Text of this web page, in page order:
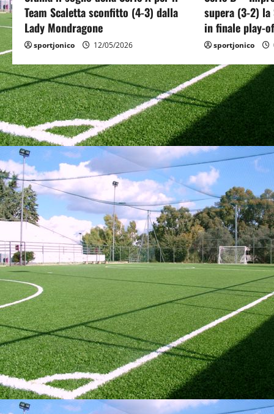
t
i
o
n
Team Scaletta sconfitto (4-3) dalla
Lady Mondragone
sportjonico 12/05/2026
supera (3-2) la
in finale play-
sportjonico